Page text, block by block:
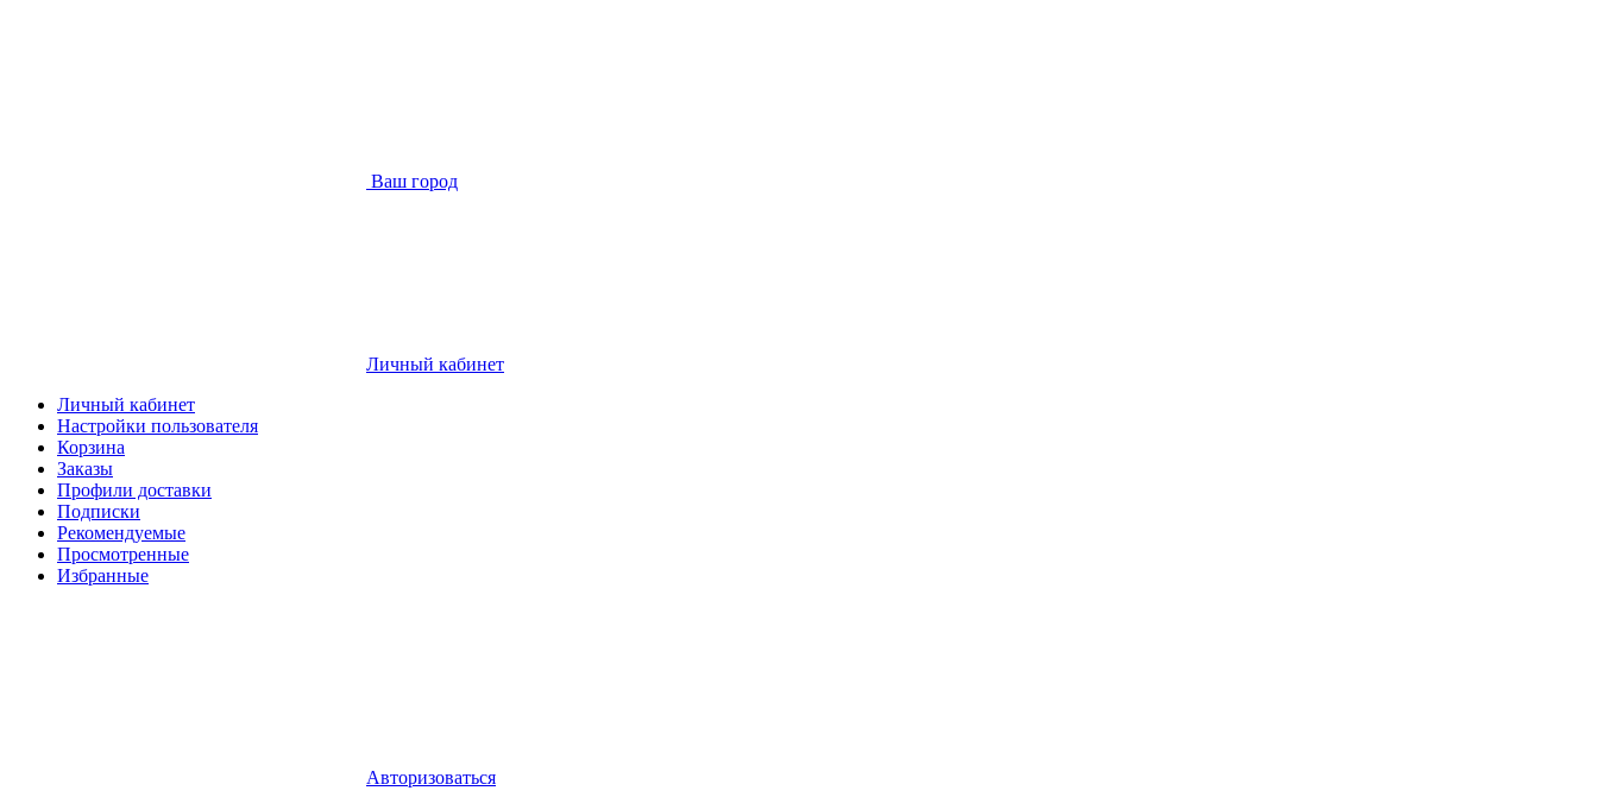
Ваш город
Личный кабинет
Личный кабинет
Настройки пользователя
Корзина
Заказы
Профили доставки
Подписки
Рекомендуемые
Просмотренные
Избранные
Авторизоваться